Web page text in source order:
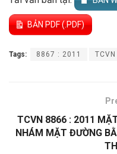
BẢN PDF (.PDF)
Tags: 8867 : 2011
TCVN 8866 : 2011
NHÁM MẶT ĐƯỜNG